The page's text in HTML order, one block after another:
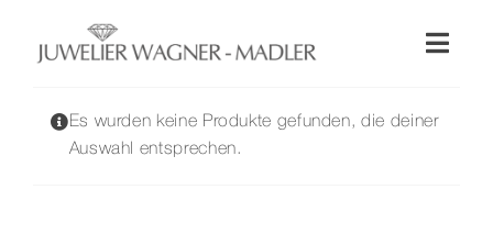
springen
Es wurden keine Produkte gefunden, die deiner
Auswahl entsprechen.